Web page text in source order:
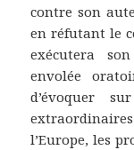
contre son
en réfutant le
exécutera
envolée
d’évoquer
l’Europe, les